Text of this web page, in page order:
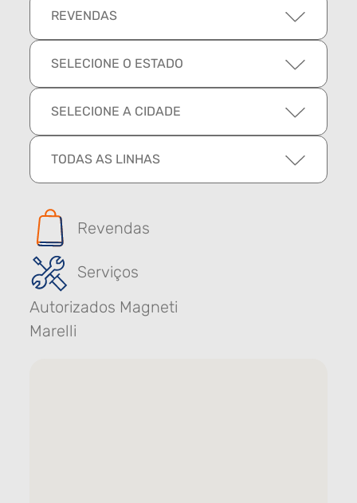
REVENDAS
SELECIONE O ESTADO
SELECIONE A CIDADE
TODAS AS LINHAS
Revendas
Serviços
Autorizados Magneti
Marelli